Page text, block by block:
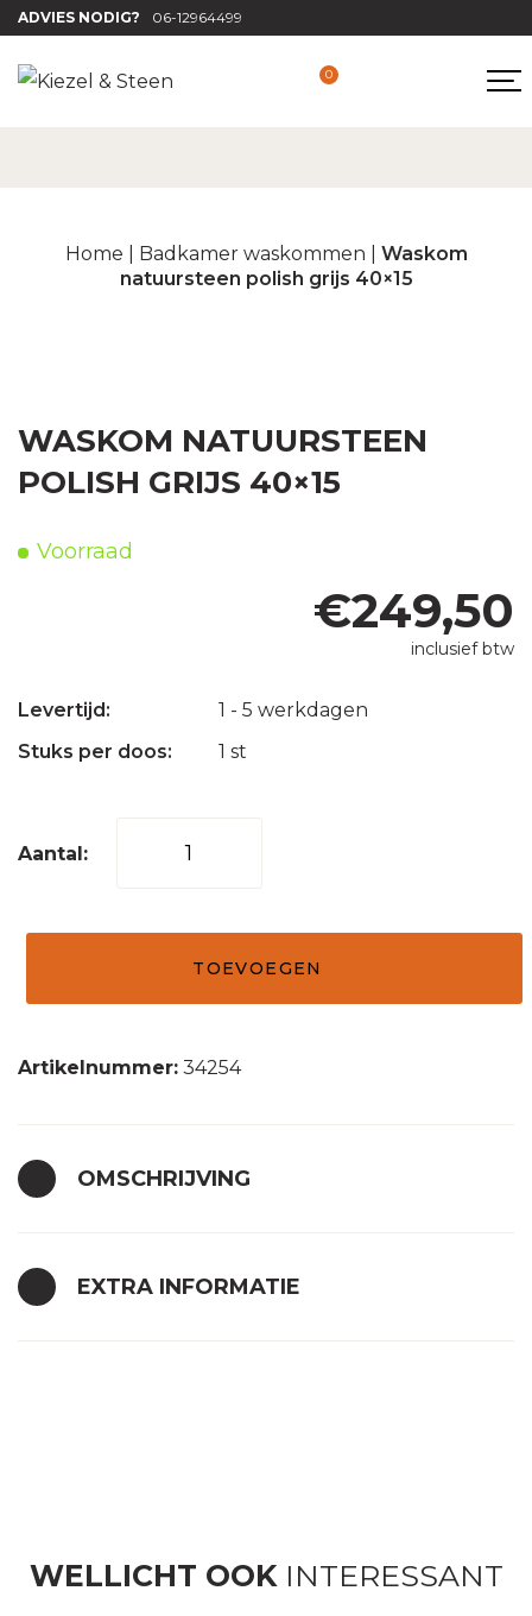
ADVIES NODIG? 06-12964499
0
Home Badkamer waskommen
Waskom
natuursteen polish grijs 40×15
WASKOM NATUURSTEEN
POLISH GRIJS 40×15
Voorraad
€249,50
inclusief btw
Levertijd:
1 - 5 werkdagen
Stuks per doos:
1 st
grijs
aantal
TOEVOEGEN
Artikelnummer: 34254
OMSCHRIJVING
EXTRA INFORMATIE
WELLICHT OOKINTERESSANT